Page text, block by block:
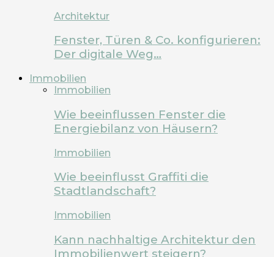
Architektur
Fenster, Türen & Co. konfigurieren:
Der digitale Weg…
Immobilien
Immobilien
Wie beeinflussen Fenster die
Energiebilanz von Häusern?
Immobilien
Wie beeinflusst Graffiti die
Stadtlandschaft?
Immobilien
Kann nachhaltige Architektur den
Immobilienwert steigern?